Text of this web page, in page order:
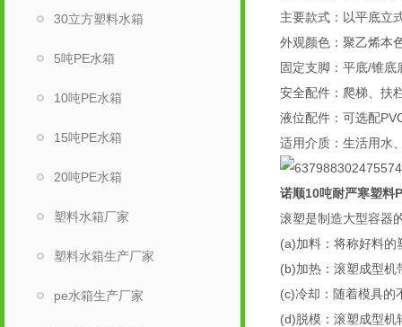
30立方塑料水箱
5吨PE水箱
10吨PE水箱
15吨PE水箱
20吨PE水箱
塑料水箱厂家
塑料水箱生产厂家
pe水箱生产厂家
主要款式：以平底立
外观颜色：聚乙烯本
固定支脚：平底/锥
安全配件：爬梯、扶
液位配件：可选配
适用介质：生活用水
诺顺10吨耐严寒塑料
滚塑是制造大型容器
(a)加料：将称好料的
(b)加热：滚塑成型机
(c)冷却：随着模具的
(d)脱模：滚塑成型机